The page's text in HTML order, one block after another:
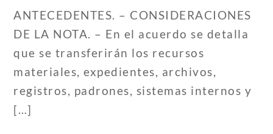
ANTECEDENTES. – CONSIDERACIONES
DE LA NOTA. – En el acuerdo se detalla
que se transferirán los recursos
materiales, expedientes, archivos,
registros, padrones, sistemas internos y
[…]